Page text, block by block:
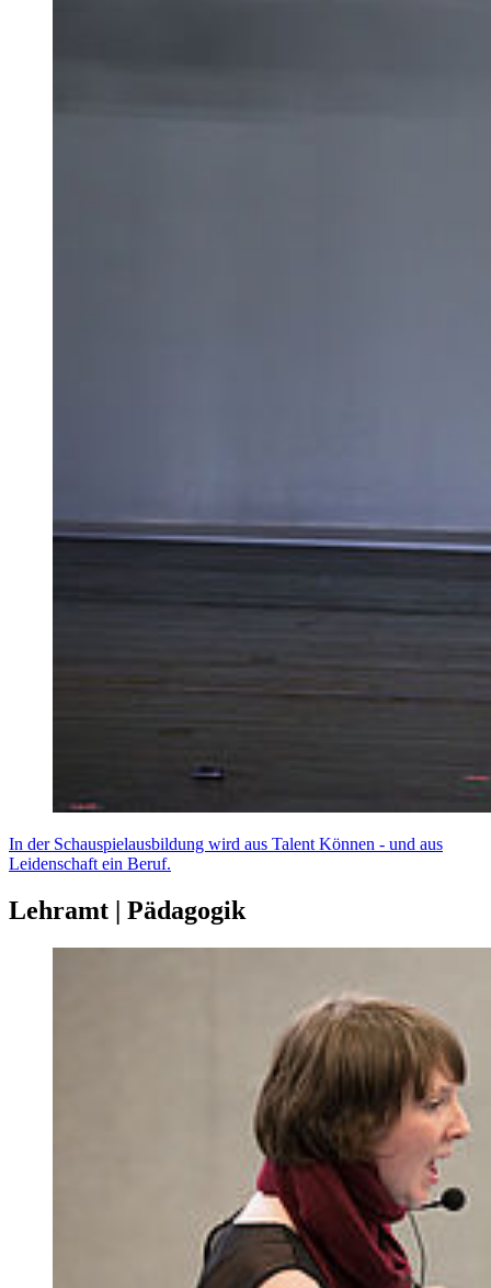
In der Schauspielausbildung wird aus Talent Können - und aus
Leidenschaft ein Beruf.
Lehramt | Pädagogik